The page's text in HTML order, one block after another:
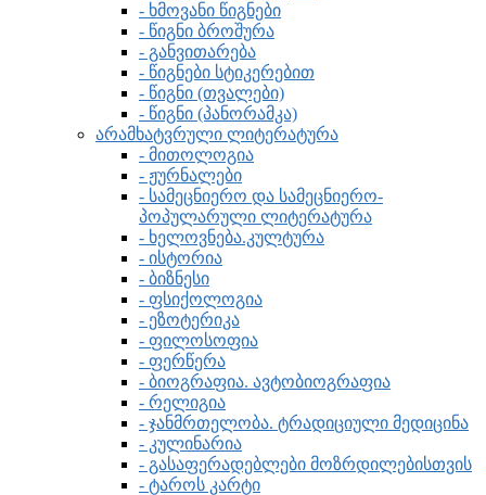
- ხმოვანი წიგნები
- წიგნი ბროშურა
- განვითარება
- წიგნები სტიკერებით
- წიგნი (თვალები)
- წიგნი (პანორამკა)
არამხატვრული ლიტერატურა
- მითოლოგია
- ჟურნალები
- სამეცნიერო და სამეცნიერო-
პოპულარული ლიტერატურა
- ხელოვნება.კულტურა
- ისტორია
- ბიზნესი
- ფსიქოლოგია
- ეზოტერიკა
- ფილოსოფია
- ფერწერა
- ბიოგრაფია. ავტობიოგრაფია
- რელიგია
- ჯანმრთელობა. ტრადიციული მედიცინა
- კულინარია
- გასაფერადებლები მოზრდილებისთვის
- ტაროს კარტი